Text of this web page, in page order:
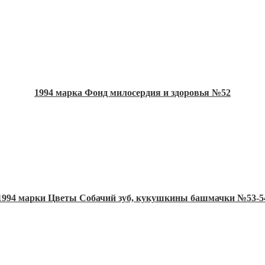
1994 марка Фонд милосердия и здоровья №52
марки Цветы Собачий зуб, кукушкины башмачки №53-